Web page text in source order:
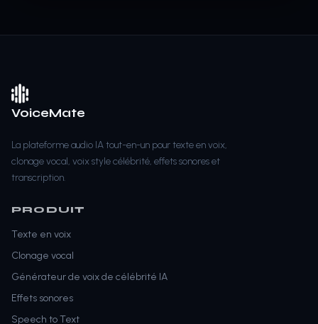
VoiceMate
La plateforme audio IA tout-en-un pour texte en voix,
clonage vocal, voix style célébrité, effets sonores et
transcription.
PRODUIT
Texte en voix
Clonage vocal
Générateur de voix de célébrité IA
Effets sonores
Speech to Text